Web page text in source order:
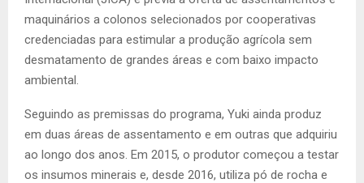
maquinários a colonos selecionados por cooperativas
credenciadas para estimular a produção agrícola sem
desmatamento de grandes áreas e com baixo impacto
ambiental.
Seguindo as premissas do programa, Yuki ainda produz
em duas áreas de assentamento e em outras que adquiriu
ao longo dos anos. Em 2015, o produtor começou a testar
os insumos minerais e, desde 2016, utiliza pó de rocha e